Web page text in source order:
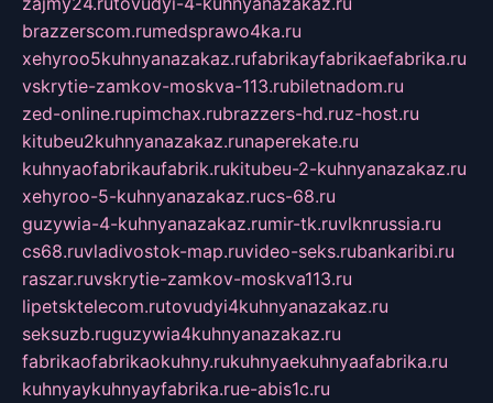
brazzerscom.rumedsprawo4ka.ru
xehyroo5kuhnyanazakaz.rufabrikayfabrikaefabrika.ru
vskrytie-zamkov-moskva-113.rubiletnadom.ru
zed-online.rupimchax.rubrazzers-hd.ruz-host.ru
kitubeu2kuhnyanazakaz.runaperekate.ru
kuhnyaofabrikaufabrik.rukitubeu-2-kuhnyanazakaz.ru
xehyroo-5-kuhnyanazakaz.rucs-68.ru
guzywia-4-kuhnyanazakaz.rumir-tk.ruvlknrussia.ru
cs68.ruvladivostok-map.ruvideo-seks.rubankaribi.ru
raszar.ruvskrytie-zamkov-moskva113.ru
lipetsktelecom.rutovudyi4kuhnyanazakaz.ru
seksuzb.ruguzywia4kuhnyanazakaz.ru
fabrikaofabrikaokuhny.rukuhnyaekuhnyaafabrika.ru
kuhnyaykuhnyayfabrika.rue-abis1c.ru